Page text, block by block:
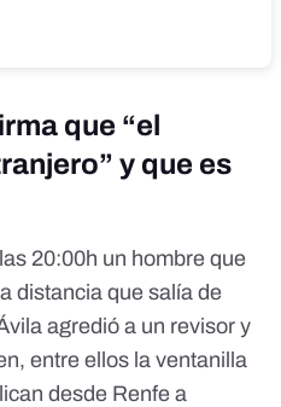
que “el
y que es
20:00h un hombre que
distancia que salía de
agredió a un revisor y
entre ellos la ventanilla
desde Renfe a